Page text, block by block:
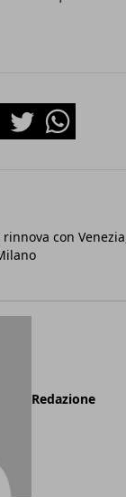
TwitterWhatsapp
con
Redazione